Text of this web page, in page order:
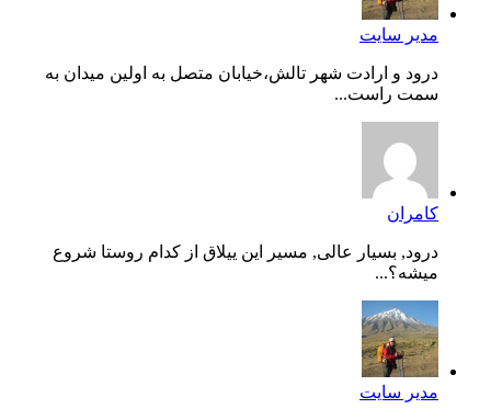
مدیر سایت
درود و ارادت شهر تالش،خیابان متصل به اولین میدان به
سمت راست...
کامران
درود, بسیار عالی, مسیر این ییلاق از کدام روستا شروع
میشه؟...
مدیر سایت